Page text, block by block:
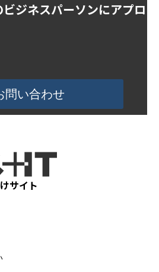
ジネスパーソンにアプロ
問い合わせ
サイト